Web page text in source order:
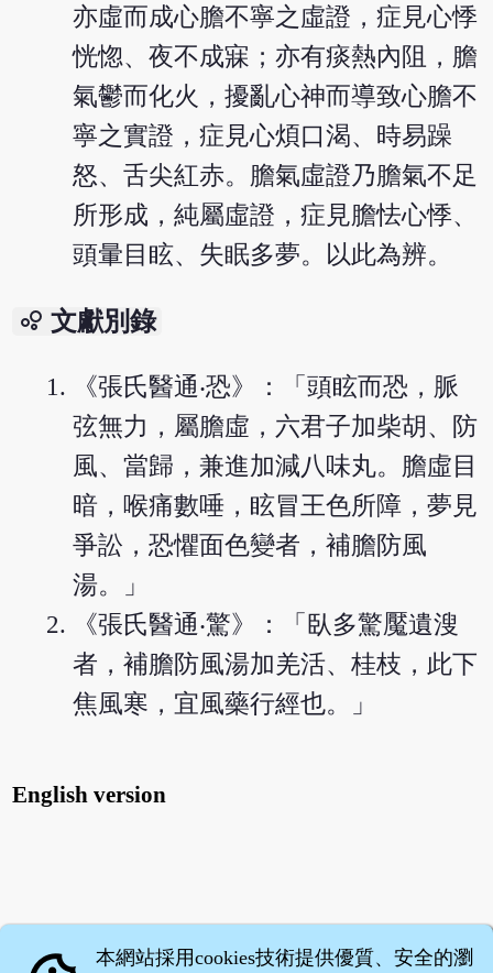
亦虛而成心膽不寧之虛證，症見心悸
恍惚、夜不成寐；亦有痰熱內阻，膽
氣鬱而化火，擾亂心神而導致心膽不
寧之實證，症見心煩口渴、時易躁
怒、舌尖紅赤。膽氣虛證乃膽氣不足
所形成，純屬虛證，症見膽怯心悸、
頭暈目眩、失眠多夢。以此為辨。
bubble_chart 文獻別錄
《張氏醫通‧恐》：「頭眩而恐，脈
弦無力，屬膽虛，六君子加柴胡、防
風、當歸，兼進加減八味丸。膽虛目
暗，喉痛數唾，眩冒王色所障，夢見
爭訟，恐懼面色變者，補膽防風
湯。」
《張氏醫通‧驚》：「臥多驚魘遺溲
者，補膽防風湯加羌活、桂枝，此下
焦風寒，宜風藥行經也。」
English version
本網站採用cookies技術提供優質、安全的瀏